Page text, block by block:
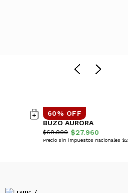
60% OFF
BUZO AURORA
$69.900 $27.960
Precio sin impuestos nacionales